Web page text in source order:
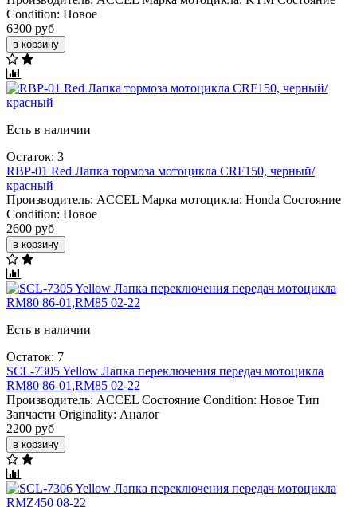
Condition: Новое
6300 руб
в корзину
Есть в наличии
Остаток: 3
RBP-01 Red Лапка тормоза мотоцикла CRF150, черный/
красный
Производитель: ACCEL Марка мотоцикла: Honda Состояние
Condition: Новое
2600 руб
в корзину
Есть в наличии
Остаток: 7
SCL-7305 Yellow Лапка переключения передач мотоцикла
RM80 86-01,RM85 02-22
Производитель: ACCEL Состояние Condition: Новое Тип
Запчасти Originality: Аналог
2200 руб
в корзину